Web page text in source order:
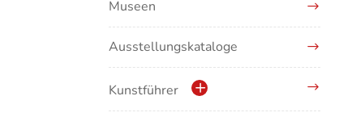
Antike/Mittelalter
Renaissance/Barock/19.
Museen
Ausstellungskataloge
Kunstführer